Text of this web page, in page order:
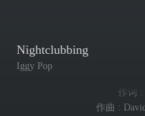
Nightclubbing
Iggy Pop
作词 :
作曲 :